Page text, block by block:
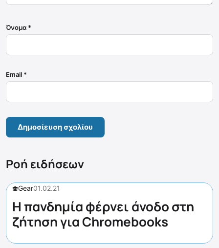
Όνομα *
Email *
Ροή ειδήσεων
Gear01.02.21
H πανδημία φέρνει άνοδο στη
ζήτηση για Chromebooks